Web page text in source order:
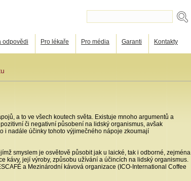
odpovědi Pro lékaře Pro média Garanti Kontakty
a to ve všech koutech světa. Existuje mnoho argumentů a
či negativní působení na lidský organismus, avšak
i nadále účinky tohoto výjimečného nápoje zkoumají
smyslem je osvětově působit jak u laické, tak i odborné, zejména
kávy, její výroby, způsobu užívání a účincích na lidský organismus.
a Mezinárodní kávová organizace (ICO-International Coffee